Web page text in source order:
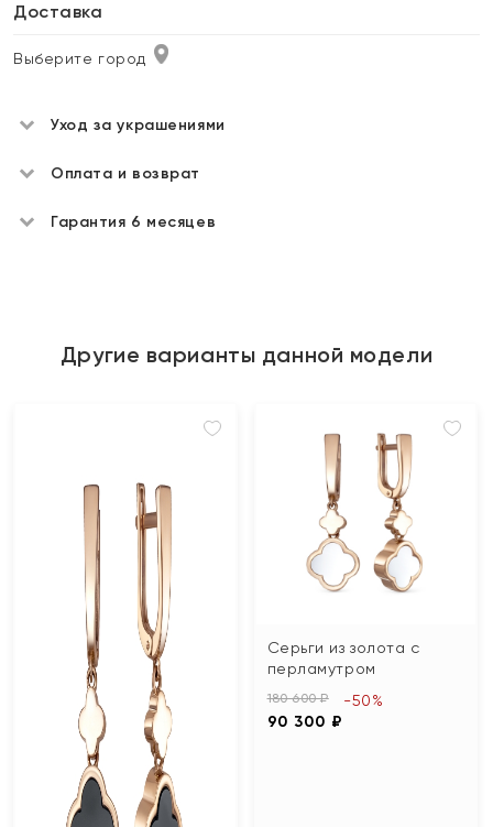
Доставка
Выберите город
Уход за украшениями
Оплата и возврат
Гарантия 6 месяцев
Другие варианты данной модели
Серьги из золота с
перламутром
180 600 ₽
90 300 ₽
-50%